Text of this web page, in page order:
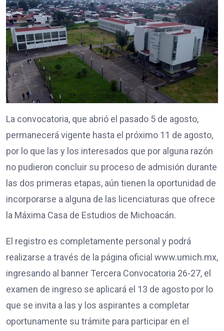
La convocatoria, que abrió el pasado 5 de agosto,
permanecerá vigente hasta el próximo 11 de agosto,
por lo que las y los interesados que por alguna razón
no pudieron concluir su proceso de admisión durante
las dos primeras etapas, aún tienen la oportunidad de
incorporarse a alguna de las licenciaturas que ofrece
la Máxima Casa de Estudios de Michoacán.
El registro es completamente personal y podrá
realizarse a través de la página oficial www.umich.mx,
ingresando al banner Tercera Convocatoria 26-27, el
examen de ingreso se aplicará el 13 de agosto por lo
que se invita a las y los aspirantes a completar
oportunamente su trámite para participar en el